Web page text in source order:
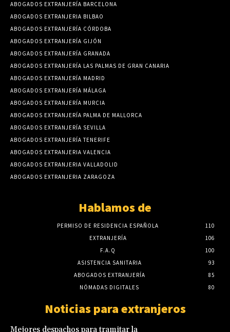
ABOGADOS EXTRANJERÍA BARCELONA
ABOGADOS EXTRANJERIA BILBAO
ABOGADOS EXTRANJERÍA CÓRDOBA
ABOGADOS EXTRANJERÍA GIJÓN
ABOGADOS EXTRANJERÍA GRANADA
ABOGADOS EXTRANJERÍA LAS PALMAS DE GRAN CANARIA
ABOGADOS EXTRANJERÍA MADRID
ABOGADOS EXTRANJERÍA MÁLAGA
ABOGADOS EXTRANJERÍA MURCIA
ABOGADOS EXTRANJERÍA PALMA DE MALLORCA
ABOGADOS EXTRANJERÍA SEVILLA
ABOGADOS EXTRANJERÍA TENERIFE
ABOGADOS EXTRANJERIA VALENCIA
ABOGADOS EXTRANJERIA VALLADOLID
ABOGADOS EXTRANJERIA ZARAGOZA
Hablamos de
PERMISO DE RESIDENCIA ESPAÑOLA
110
EXTRANJERÍA
106
F.A.Q
100
ASISTENCIA SANITARIA
93
ABOGADOS EXTRANJERÍA
85
NÓMADAS DIGITALES
80
Noticias para extranjeros
Mejores despachos para tramitar la